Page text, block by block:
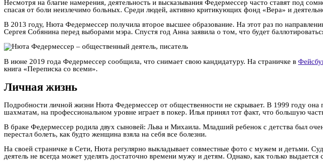
Несмотря на благие намерения, деятельность и высказывания Федермессер часто ставят под
спасая от боли неизлечимо больных. Среди людей, активно критикующих фонд «Вера» и
В 2013 году, Нюта Федермессер получила второе высшее образование. На этот раз по
Сергея Собянина перед выборами мэра. Спустя год Анна заявила о том, что будет
В июне 2019 года Федермессер сообщила, что снимает свою кандидатуру. На страничке в
книга «Переписка со всеми».
Личная жизнь
Подробности личной жизни Нюта Федермессер от общественности не скрывает. В 1999 году
шахматам, на профессиональном уровне играет в покер. Илья принял тот факт, что большую
В браке Федермессер родила двух сыновей: Льва и Михаила. Младший ребенок с детства был
перестал болеть, как будто женщина взяла на себя все болезни.
На своей страничке в Сети, Нюта регулярно выкладывает совместные фото с мужем и детьми.
деятель не всегда может уделять достаточно времени мужу и детям. Однако, как только